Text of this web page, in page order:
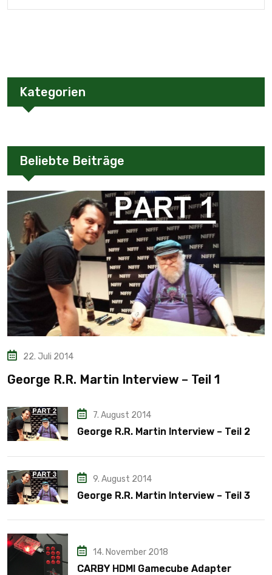
Kategorien
Beliebte Beiträge
22. Juli 2014
George R.R. Martin Interview – Teil 1
7. August 2014
George R.R. Martin Interview – Teil 2
9. August 2014
George R.R. Martin Interview – Teil 3
14. November 2018
CARBY HDMI Gamecube Adapter